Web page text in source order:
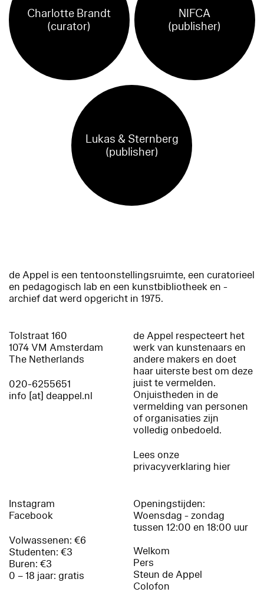
Charlotte Brandt
(curator)
NIFCA
(publisher)
Lukas & Sternberg
(publisher)
de Appel is een tentoonstellingsruimte, een curatorieel
en pedagogisch lab en een kunstbibliotheek en -
archief dat werd opgericht in 1975.
Tolstraat 160
1074 VM Amsterdam
The Netherlands
020-6255651
info [at] deappel.nl
de Appel respecteert het
werk van kunstenaars en
andere makers en doet
haar uiterste best om deze
juist te vermelden.
Onjuistheden in de
vermelding van personen
of organisaties zijn
volledig onbedoeld.
Lees onze
privacyverklaring hier
Instagram
Facebook
Volwassenen: €6
Studenten: €3
Buren: €3
0 – 18 jaar: gratis
Openingstijden:
Woensdag - zondag
tussen 12:00 en 18:00 uur
Welkom
Pers
Steun de Appel
Colofon